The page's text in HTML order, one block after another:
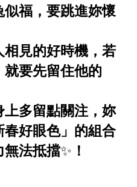
似福，要跳進妳懷
見的好時機，若
要先留住他的
多留點關注，妳
好眼色」的組合
無法抵擋✨ ！